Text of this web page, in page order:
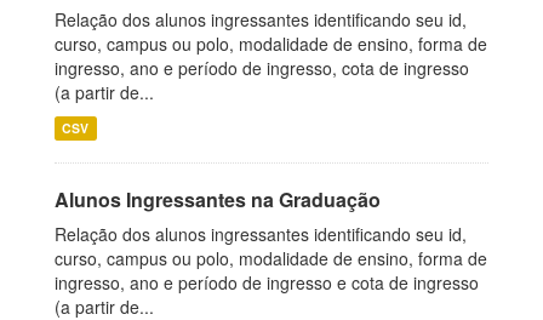
Relação dos alunos ingressantes identificando seu id,
curso, campus ou polo, modalidade de ensino, forma de
ingresso, ano e período de ingresso, cota de ingresso
(a partir de...
CSV
Alunos Ingressantes na Graduação
Relação dos alunos ingressantes identificando seu id,
curso, campus ou polo, modalidade de ensino, forma de
ingresso, ano e período de ingresso e cota de ingresso
(a partir de...